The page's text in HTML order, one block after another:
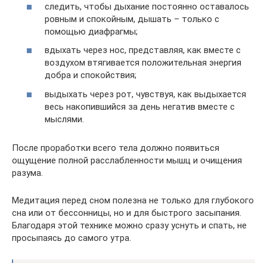
следить, чтобы дыхание постоянно оставалось
ровным и спокойным, дышать – только с
помощью диафрагмы;
вдыхать через нос, представляя, как вместе с
воздухом втягивается положительная энергия
добра и спокойствия;
выдыхать через рот, чувствуя, как выдыхается
весь накопившийся за день негатив вместе с
мыслями.
После проработки всего тела должно появиться
ощущение полной расслабленности мышц и очищения
разума.
Медитация перед сном полезна не только для глубокого
сна или от бессонницы, но и для быстрого засыпания.
Благодаря этой технике можно сразу уснуть и спать, не
просыпаясь до самого утра.